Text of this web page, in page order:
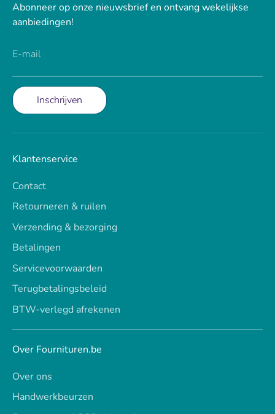
Abonneer op onze nieuwsbrief en ontvang wekelijkse
aanbiedingen!
E-mail
Inschrijven
Klantenservice
Contact
Retourneren & ruilen
Verzending & bezorging
Betalingen
Servicevoorwaarden
Terugbetalingsbeleid
BTW-verlegd afrekenen
Over Fournituren.be
Over ons
Handwerkbeurzen